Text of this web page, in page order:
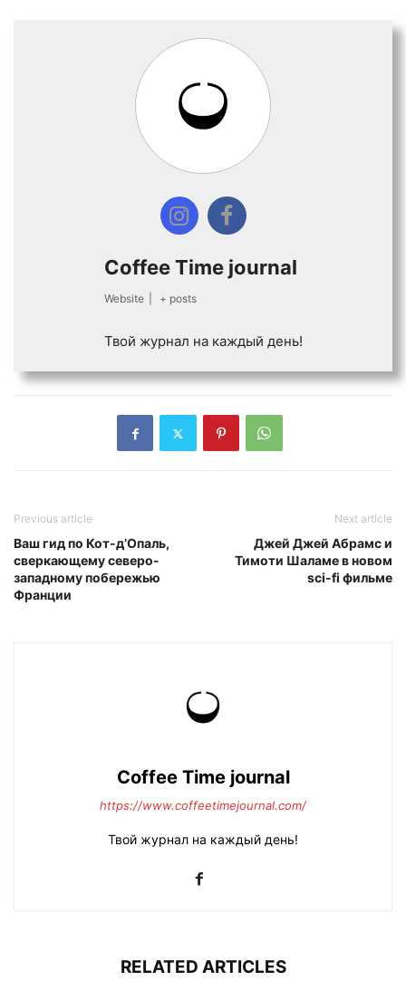
Coffee Time journal
Website + posts
Твой журнал на каждый день!
Previous article
Ваш гид по Кот-д’Опаль,
сверкающему северо-
западному побережью
Франции
Next article
Джей Джей Абрамс и
Тимоти Шаламе в новом
sci-fi фильме
Coffee Time journal
https://www.coffeetimejournal.com/
Твой журнал на каждый день!
RELATED ARTICLES